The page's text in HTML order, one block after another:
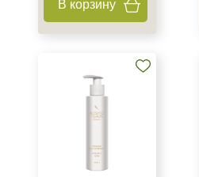
Профессиональная
Универсальная
Все типы кожи
В корзину